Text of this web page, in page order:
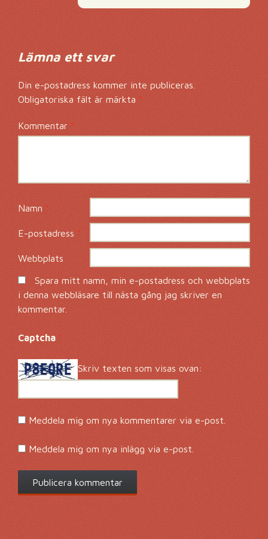
Lämna ett svar
Din e-postadress kommer inte publiceras.
Obligatoriska fält är märkta *
Kommentar *
Namn*
E-postadress*
Webbplats
Spara mitt namn, min e-postadress och webbplats
i denna webbläsare till nästa gång jag skriver en
kommentar.
Captcha *
Skriv texten som visas ovan:
Meddela mig om nya kommentarer via e-post.
Meddela mig om nya inlägg via e-post.